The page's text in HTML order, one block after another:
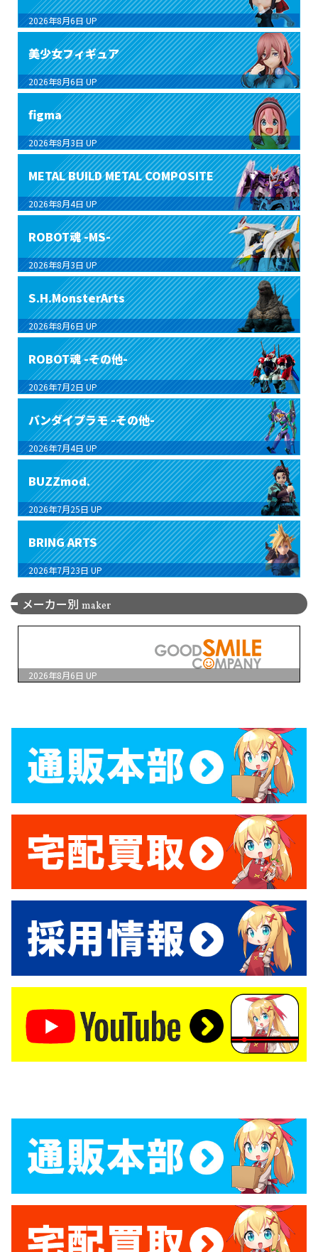
2026年8月6日 UP
美少女フィギュア
2026年8月6日 UP
figma
2026年8月3日 UP
METAL BUILD METAL COMPOSITE
2026年8月4日 UP
ROBOT魂 -MS-
2026年8月3日 UP
S.H.MonsterArts
2026年8月6日 UP
ROBOT魂 -その他-
2026年7月2日 UP
バンダイプラモ -その他-
2026年7月4日 UP
BUZZmod.
2026年7月25日 UP
BRING ARTS
2026年7月23日 UP
メーカー別 maker
2026年8月6日 UP